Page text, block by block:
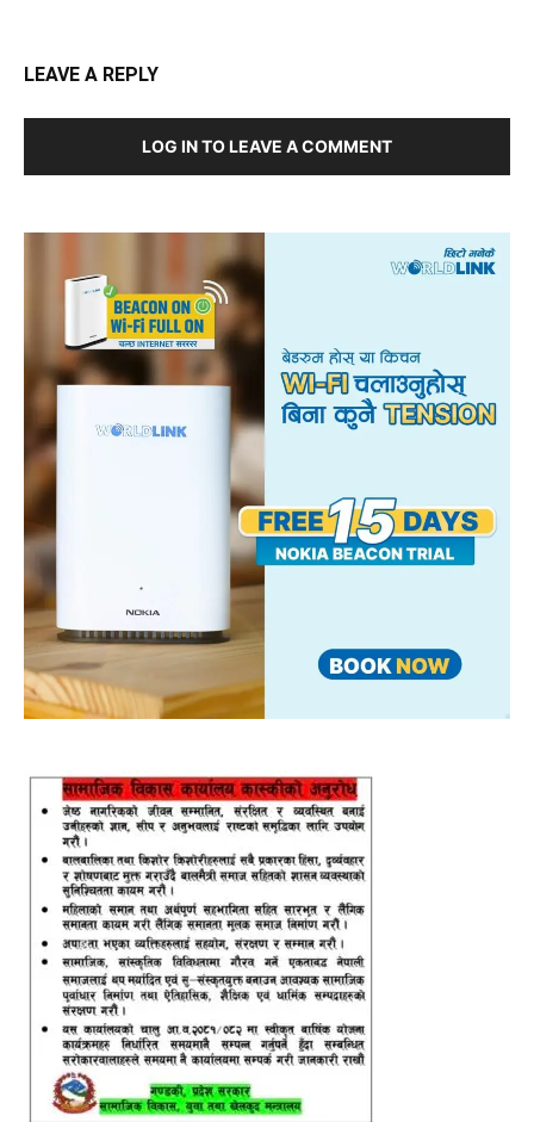
LEAVE A REPLY
LOG IN TO LEAVE A COMMENT